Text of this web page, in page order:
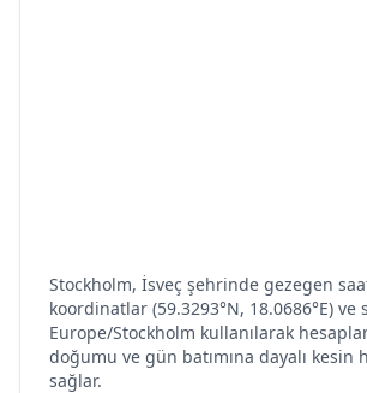
Stockholm, İsveç şehrinde gezegen
koordinatlar (59.3293°N, 18.0686°E) ve
Europe/Stockholm kullanılarak
doğumu ve gün batımına dayalı kesin
sağlar.